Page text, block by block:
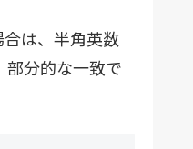
は、半角英数
部分的な一致で